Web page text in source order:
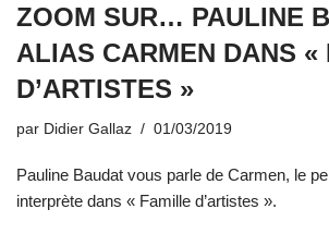
ZOOM SUR… PAULINE
ALIAS CARMEN DANS «
D’ARTISTES »
par Didier Gallaz 01/03/2019
Pauline Baudat vous parle de Carmen, le
interprète dans « Famille d’artistes ».